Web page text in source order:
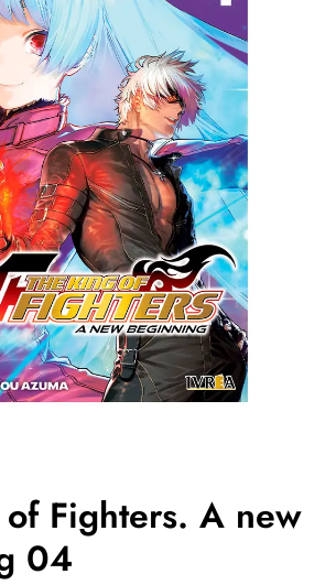
Fighters. A new
04